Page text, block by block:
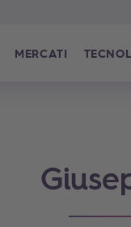
MERCATI